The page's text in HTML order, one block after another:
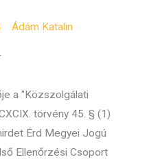
Ádám Katalin
a "Közszolgálati
törvény 45. § (1)
Érd Megyei Jogú
Ellenőrzési Csoport